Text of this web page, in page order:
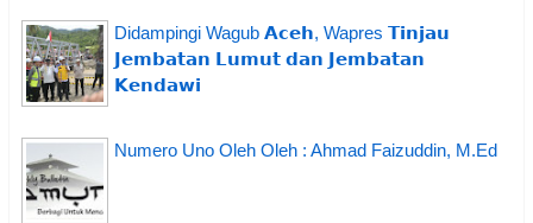
Didampingi Wagub 𝗔𝗰𝗲𝗵, Wapres 𝗧𝗶𝗻𝗷𝗮𝘂
𝗝𝗲𝗺𝗯𝗮𝘁𝗮𝗻 𝗟𝘂𝗺𝘂𝘁 𝗱𝗮𝗻 𝗝𝗲𝗺𝗯𝗮𝘁𝗮𝗻
𝗞𝗲𝗻𝗱𝗮𝘄𝗶
Numero Uno Oleh Oleh : Ahmad Faizuddin, M.Ed